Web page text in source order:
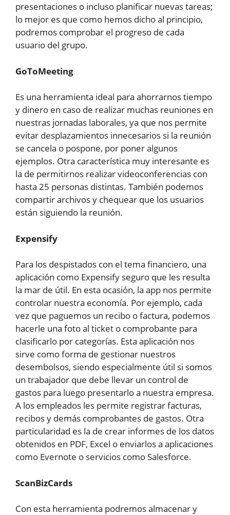
presentaciones o incluso planificar nuevas tareas;
lo mejor es que como hemos dicho al principio,
podremos comprobar el progreso de cada
usuario del grupo.
GoToMeeting
Es una herramienta ideal para ahorrarnos tiempo
y dinero en caso de realizar muchas reuniones en
nuestras jornadas laborales, ya que nos permite
evitar desplazamientos innecesarios si la reunión
se cancela o pospone, por poner algunos
ejemplos. Otra característica muy interesante es
la de permitirnos realizar videoconferencias con
hasta 25 personas distintas. También podemos
compartir archivos y chequear que los usuarios
están siguiendo la reunión.
Expensify
Para los despistados con el tema financiero, una
aplicación como Expensify seguro que les resulta
la mar de útil. En esta ocasión, la app nos permite
controlar nuestra economía. Por ejemplo, cada
vez que paguemos un recibo o factura, podemos
hacerle una foto al ticket o comprobante para
clasificarlo por categorías. Esta aplicación nos
sirve como forma de gestionar nuestros
desembolsos, siendo especialmente útil si somos
un trabajador que debe llevar un control de
gastos para luego presentarlo a nuestra empresa.
A los empleados les permite registrar facturas,
recibos y demás comprobantes de gastos. Otra
particularidad es la de crear informes de los datos
obtenidos en PDF, Excel o enviarlos a aplicaciones
como Evernote o servicios como Salesforce.
ScanBizCards
Con esta herramienta podremos almacenar y